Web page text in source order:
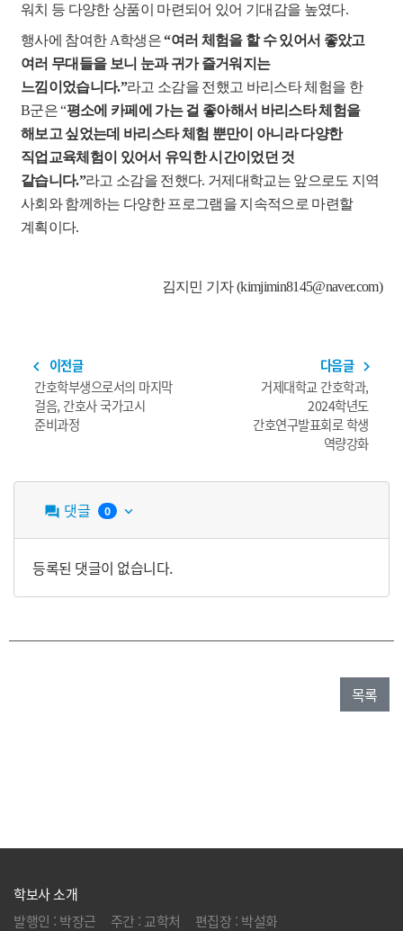
워치 등 다양한 상품이 마련되어 있어 기대감을 높였다.
행사에 참여한 A학생은“여러 체험을 할 수 있어서 좋았고
여러 무대들을 보니 눈과 귀가 즐거워지는
느낌이었습니다.”라고 소감을 전했고 바리스타 체험을 한
B군은“평소에 카페에 가는 걸 좋아해서 바리스타 체험을
해보고 싶었는데 바리스타 체험 뿐만이 아니라 다양한
직업교육체험이 있어서 유익한 시간이었던 것
같습니다.”라고 소감을 전했다. 거제대학교는 앞으로도 지역
사회와 함께하는 다양한 프로그램을 지속적으로 마련할
계획이다.
김지민 기자(kimjimin8145@naver.com)
navigate_before 이전글
간호학부생으로서의 마지막
걸음, 간호사 국가고시
준비과정
다음글 navigate_next
거제대학교 간호학과,
2024학년도
간호연구발표회로 학생
역량강화
question_answer 댓글 0 keyboard_arrow_down
등록된 댓글이 없습니다.
목록
학보사 소개
발행인 : 박장근 주간 : 교학처 편집장 : 박설화